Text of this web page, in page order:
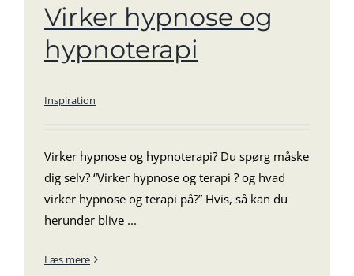
Virker hypnose og
hypnoterapi
Inspiration
Virker hypnose og hypnoterapi? Du spørg måske
dig selv? “Virker hypnose og terapi ? og hvad
virker hypnose og terapi på?” Hvis, så kan du
herunder blive ...
Læs mere